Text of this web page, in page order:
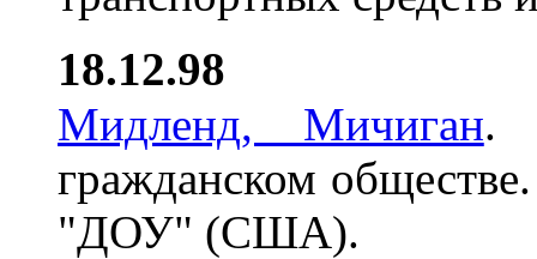
18.12.98
Мидленд, Мичиган.
гражданском
"ДОУ" (США).